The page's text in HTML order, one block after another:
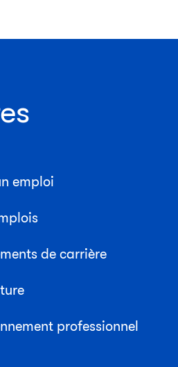
emploi
de carrière
professionnel